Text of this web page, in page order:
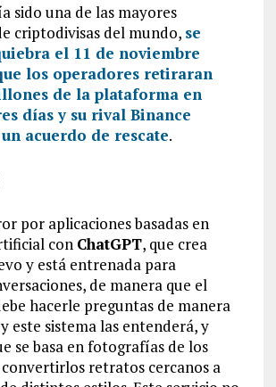
sido una de las mayores
criptodivisas del mundo, se
el 11 de noviembre
los operadores retiraran
de la plataforma en
días y su rival Binance
acuerdo de rescate.
por aplicaciones basadas en
con ChatGPT, que crea
y está entrenada para
de manera que el
hacerle preguntas de manera
este sistema las entenderá, y
se basa en fotografías de los
retratos cercanos a